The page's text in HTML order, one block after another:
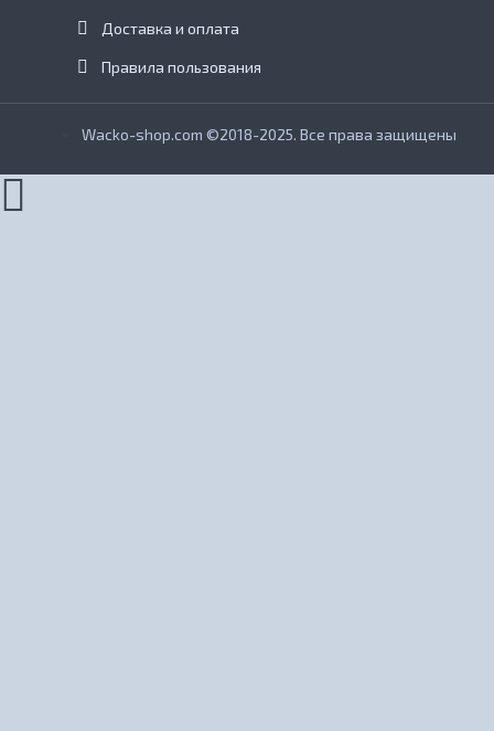
Доставка и оплата
Правила пользования
Wacko-shop.com ©2018-2025. Все права защищены